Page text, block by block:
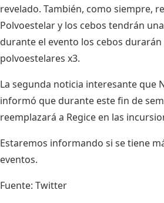
revelado. También, como siempre,
Polvoestelar y los cebos tendrán
durante el evento los cebos
polvoestelares x3.
La segunda noticia interesante que
informó que durante este fin de
reemplazará a Regice en las
Estaremos informando si se tiene
eventos.
Fuente: Twitter